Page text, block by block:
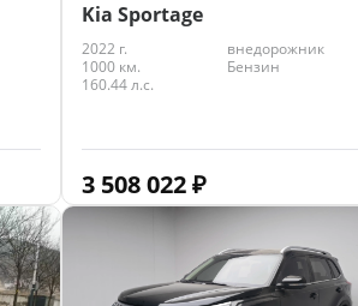
Kia Sportage
2022 г.
внедорожник
1000 км.
Бензин
160.44 л.с.
3 508 022₽